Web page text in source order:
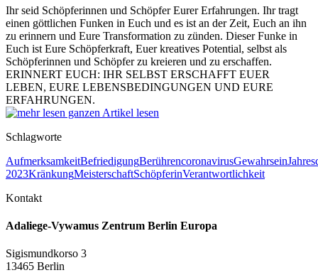
Ihr seid Schöpferinnen und Schöpfer Eurer Erfahrungen. Ihr tragt
einen göttlichen Funken in Euch und es ist an der Zeit, Euch an ihn
zu erinnern und Eure Transformation zu zünden. Dieser Funke in
Euch ist Eure Schöpferkraft, Euer kreatives Potential, selbst als
Schöpferinnen und Schöpfer zu kreieren und zu erschaffen.
ERINNERT EUCH: IHR SELBST ERSCHAFFT EUER
LEBEN, EURE LEBENSBEDINGUNGEN UND EURE
ERFAHRUNGEN.
ganzen Artikel lesen
Schlagworte
AufmerksamkeitBefriedigungBerührencoronavirusGewahrsein
2023KränkungMeisterschaftSchöpferinVerantwortlichkeit
Kontakt
Adaliege-Vywamus Zentrum Berlin Europa
Sigismundkorso 3
13465 Berlin